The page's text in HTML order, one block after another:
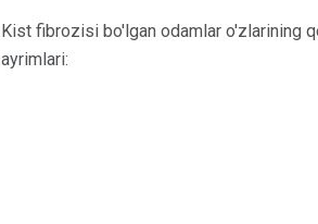
Kist fibrozisi bo'lgan odamlar o'zlarining
ayrimlari: